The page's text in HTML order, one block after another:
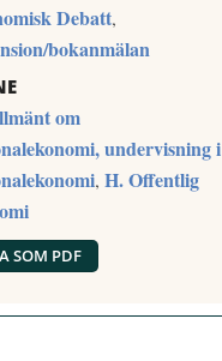
Debatt,
bokanmälan
om
undervisning i
, H. Offentlig
SOM PDF